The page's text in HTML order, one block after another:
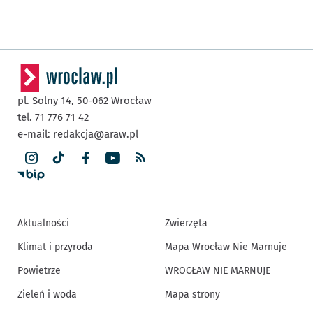
pl. Solny 14, 50-062 Wrocław
tel. 71 776 71 42
e-mail: redakcja@araw.pl
Aktualności
Klimat i przyroda
Powietrze
Zieleń i woda
Zwierzęta
Mapa Wrocław Nie Marnuje
WROCŁAW NIE MARNUJE
Mapa strony